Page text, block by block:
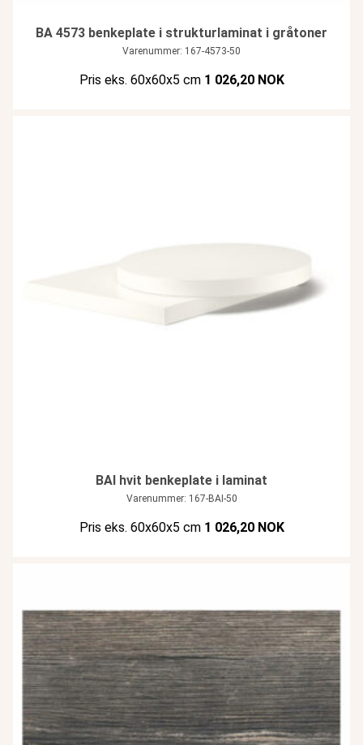
BA 4573 benkeplate i strukturlaminat i gråtoner
Varenummer: 167-4573-50
Pris eks. 60x60x5 cm 1 026,20 NOK
BAI hvit benkeplate i laminat
Varenummer: 167-BAI-50
Pris eks. 60x60x5 cm 1 026,20 NOK